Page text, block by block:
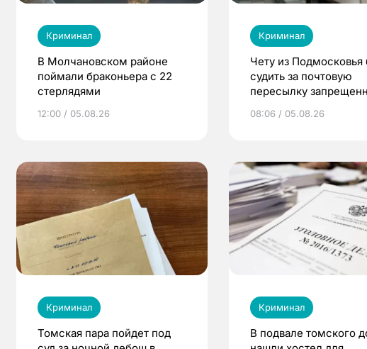
Криминал
В Молчановском районе
поймали браконьера с 22
стерлядями
12:00 / 05.08.26
Криминал
Чету из Подмосковья
судить за почтовую
пересылку
08:06 / 05.08.26
Криминал
Томская пара пойдет под
Криминал
В подвале томского